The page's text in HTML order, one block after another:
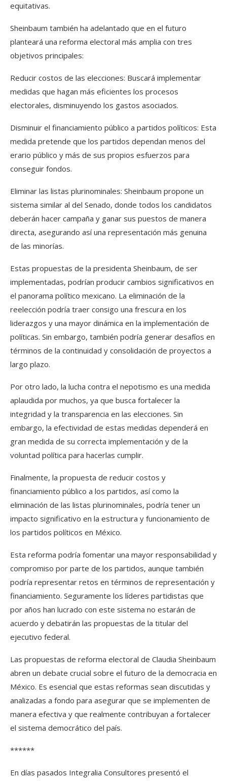
equitativas.
Sheinbaum también ha adelantado que en el futuro
planteará una reforma electoral más amplia con tres
objetivos principales:
Reducir costos de las elecciones: Buscará implementar
medidas que hagan más eficientes los procesos
electorales, disminuyendo los gastos asociados.
Disminuir el financiamiento público a partidos políticos: Esta
medida pretende que los partidos dependan menos del
erario público y más de sus propios esfuerzos para
conseguir fondos.
Eliminar las listas plurinominales: Sheinbaum propone un
sistema similar al del Senado, donde todos los candidatos
deberán hacer campaña y ganar sus puestos de manera
directa, asegurando así una representación más genuina
de las minorías.
Estas propuestas de la presidenta Sheinbaum, de ser
implementadas, podrían producir cambios significativos en
el panorama político mexicano. La eliminación de la
reelección podría traer consigo una frescura en los
liderazgos y una mayor dinámica en la implementación de
políticas. Sin embargo, también podría generar desafíos en
términos de la continuidad y consolidación de proyectos a
largo plazo.
Por otro lado, la lucha contra el nepotismo es una medida
aplaudida por muchos, ya que busca fortalecer la
integridad y la transparencia en las elecciones. Sin
embargo, la efectividad de estas medidas dependerá en
gran medida de su correcta implementación y de la
voluntad política para hacerlas cumplir.
Finalmente, la propuesta de reducir costos y
financiamiento público a los partidos, así como la
eliminación de las listas plurinominales, podría tener un
impacto significativo en la estructura y funcionamiento de
los partidos políticos en México.
Esta reforma podría fomentar una mayor responsabilidad y
compromiso por parte de los partidos, aunque también
podría representar retos en términos de representación y
financiamiento. Seguramente los líderes partidistas que
por años han lucrado con este sistema no estarán de
acuerdo y debatirán las propuestas de la titular del
ejecutivo federal.
Las propuestas de reforma electoral de Claudia Sheinbaum
abren un debate crucial sobre el futuro de la democracia en
México. Es esencial que estas reformas sean discutidas y
analizadas a fondo para asegurar que se implementen de
manera efectiva y que realmente contribuyan a fortalecer
el sistema democrático del país.
******
En días pasados Integralia Consultores presentó el